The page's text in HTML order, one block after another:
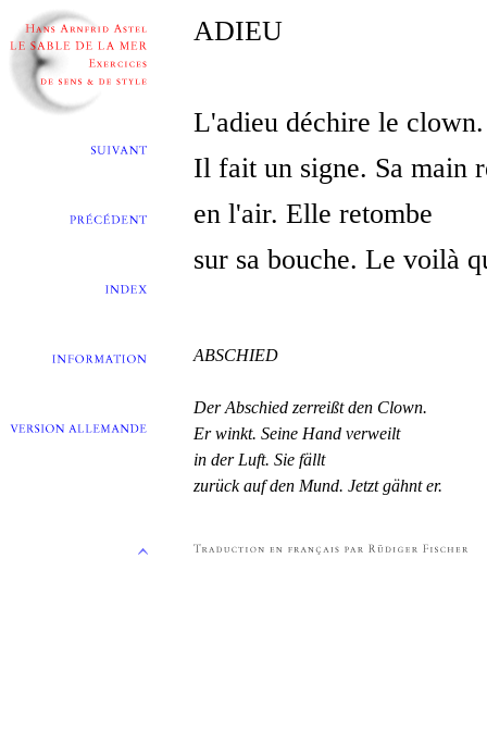
ADIEU
L'adieu déchire le clown.
Il fait un signe. Sa main
en l'air. Elle retombe
sur sa bouche. Le voilà
ABSCHIED
Der Abschied zerreißt den Clown.
Er winkt. Seine Hand verweilt
in der Luft. Sie fällt
zurück auf den Mund. Jetzt gähnt er.